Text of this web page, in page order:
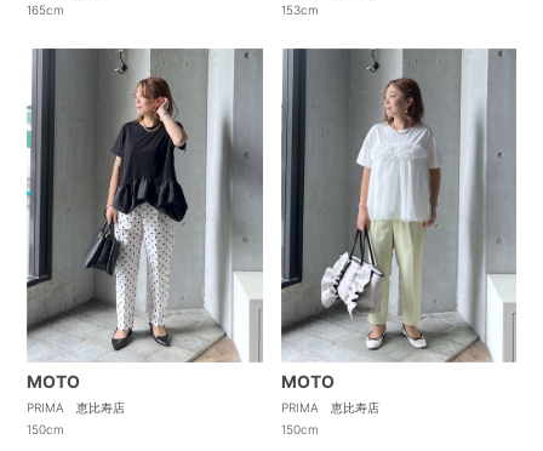
165cm
153cm
MOTO
PRIMA 恵比寿店
150cm
MOTO
PRIMA 恵比寿店
150cm